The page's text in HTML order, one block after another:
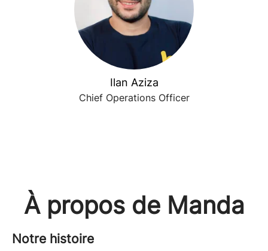
Ilan Aziza
Chief Operations Officer
À propos de Manda
Notre histoire